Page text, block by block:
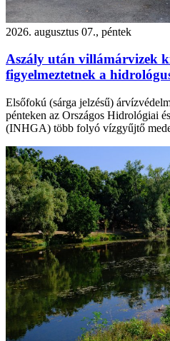
2026. augusztus 07., péntek
Aszály után villámárvizek
figyelmeztetnek a
Elsőfokú (sárga jelzésű)
pénteken az Országos Hidrológiai
(INHGA) több folyó vízgyűjtő